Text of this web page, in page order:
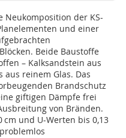
der KS-
und einer
Beide Baustoffe
– Kalksandstein aus
aus reinem Glas. Das
Brandschutz
giftigen Dämpfe frei
von Bränden.
und U-Werten bis 0,13